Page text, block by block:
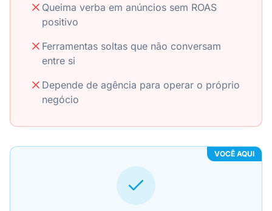
Queima verba em anúncios sem ROAS
positivo
Ferramentas soltas que não conversam
entre si
Depende de agência para operar o próprio
negócio
VOCÊ AQUI